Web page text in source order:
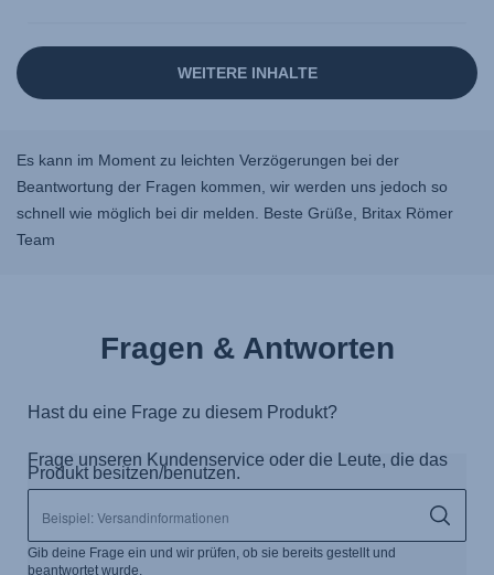
Es kann im Moment zu leichten Verzögerungen bei der
Beantwortung der Fragen kommen, wir werden uns jedoch so
schnell wie möglich bei dir melden. Beste Grüße, Britax Römer
Team
Fragen & Antworten